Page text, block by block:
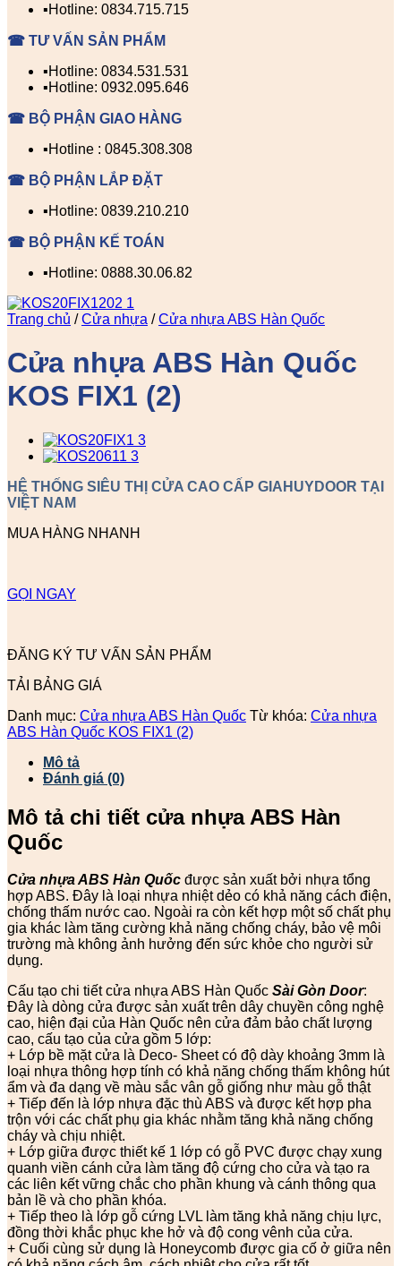
▪️Hotline: 0834.715.715
☎ TƯ VẤN SẢN PHẨM
▪️Hotline: 0834.531.531
▪️Hotline: 0932.095.646
☎ BỘ PHẬN GIAO HÀNG
▪️Hotline : 0845.308.308
☎ BỘ PHẬN LẮP ĐẶT
▪️Hotline: 0839.210.210
☎ BỘ PHẬN KẾ TOÁN
▪️Hotline: 0888.30.06.82
Trang chủ / Cửa nhựa / Cửa nhựa ABS Hàn Quốc
Cửa nhựa ABS Hàn Quốc
KOS FIX1 (2)
HỆ THỐNG SIÊU THỊ CỬA CAO CẤP GIAHUYDOOR TẠI
VIỆT NAM
MUA HÀNG NHANH
GỌI NGAY
ĐĂNG KÝ TƯ VẤN SẢN PHẨM
TẢI BẢNG GIÁ
Danh mục: Cửa nhựa ABS Hàn Quốc Từ khóa: Cửa nhựa
ABS Hàn Quốc KOS FIX1 (2)
Mô tả
Đánh giá (0)
Mô tả chi tiết cửa nhựa ABS Hàn
Quốc
Cửa nhựa ABS Hàn Quốc được sản xuất bởi nhựa tổng
hợp ABS. Đây là loại nhựa nhiệt dẻo có khả năng cách điện,
chống thấm nước cao. Ngoài ra còn kết hợp một số chất phụ
gia khác làm tăng cường khả năng chống cháy, bảo vệ môi
trường mà không ảnh hưởng đến sức khỏe cho người sử
dụng.
Cấu tạo chi tiết cửa nhựa ABS Hàn Quốc Sài Gòn Door:
Đây là dòng cửa được sản xuất trên dây chuyền công nghệ
cao, hiện đại của Hàn Quốc nên cửa đảm bảo chất lượng
cao, cấu tạo của cửa gồm 5 lớp:
+ Lớp bề mặt cửa là Deco- Sheet có độ dày khoảng 3mm là
loại nhựa thông hợp tính có khả năng chống thấm không hút
ẩm và đa dạng về màu sắc vân gỗ giống như màu gỗ thật
+ Tiếp đến là lớp nhựa đặc thù ABS và được kết hợp pha
trộn với các chất phụ gia khác nhằm tăng khả năng chống
cháy và chịu nhiệt.
+ Lớp giữa được thiết kế 1 lớp có gỗ PVC được chạy xung
quanh viền cánh cửa làm tăng độ cứng cho cửa và tạo ra
các liên kết vững chắc cho phần khung và cánh thông qua
bản lề và cho phần khóa.
+ Tiếp theo là lớp gỗ cứng LVL làm tăng khả năng chịu lực,
đồng thời khắc phục khe hở và độ cong vênh của cửa.
+ Cuối cùng sử dụng là Honeycomb được gia cố ở giữa nên